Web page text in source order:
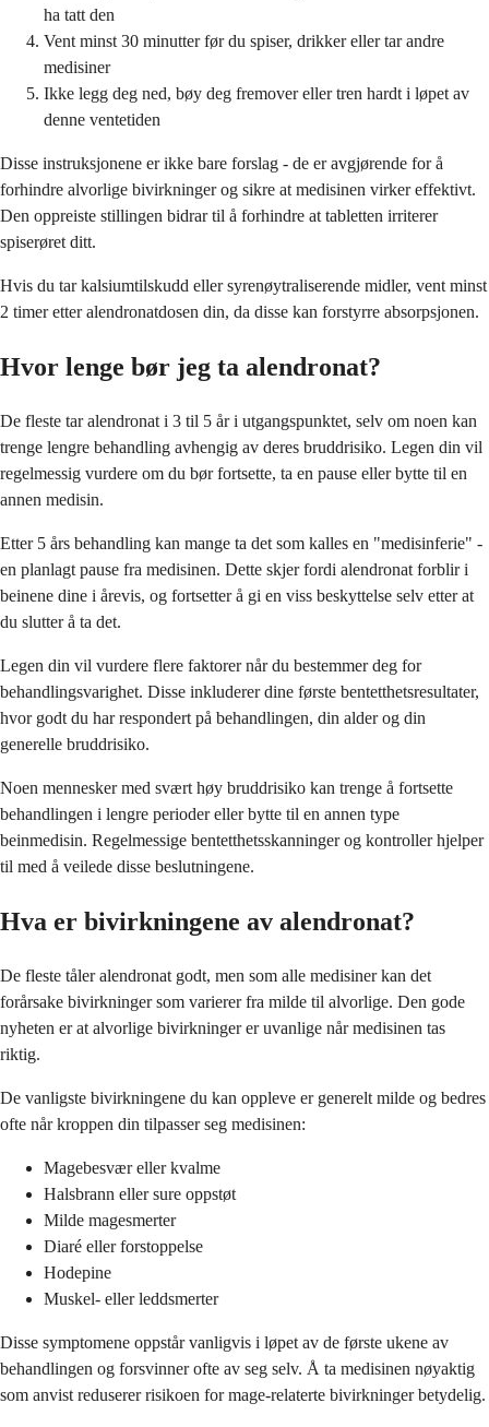
ha tatt den
Vent minst 30 minutter før du spiser, drikker eller tar andre
medisiner
Ikke legg deg ned, bøy deg fremover eller tren hardt i løpet av
denne ventetiden
Disse instruksjonene er ikke bare forslag - de er avgjørende for å
forhindre alvorlige bivirkninger og sikre at medisinen virker effektivt.
Den oppreiste stillingen bidrar til å forhindre at tabletten irriterer
spiserøret ditt.
Hvis du tar kalsiumtilskudd eller syrenøytraliserende midler, vent minst
2 timer etter alendronatdosen din, da disse kan forstyrre absorpsjonen.
Hvor lenge bør jeg ta alendronat?
De fleste tar alendronat i 3 til 5 år i utgangspunktet, selv om noen kan
trenge lengre behandling avhengig av deres bruddrisiko. Legen din vil
regelmessig vurdere om du bør fortsette, ta en pause eller bytte til en
annen medisin.
Etter 5 års behandling kan mange ta det som kalles en "medisinferie" -
en planlagt pause fra medisinen. Dette skjer fordi alendronat forblir i
beinene dine i årevis, og fortsetter å gi en viss beskyttelse selv etter at
du slutter å ta det.
Legen din vil vurdere flere faktorer når du bestemmer deg for
behandlingsvarighet. Disse inkluderer dine første bentetthetsresultater,
hvor godt du har respondert på behandlingen, din alder og din
generelle bruddrisiko.
Noen mennesker med svært høy bruddrisiko kan trenge å fortsette
behandlingen i lengre perioder eller bytte til en annen type
beinmedisin. Regelmessige bentetthetsskanninger og kontroller hjelper
til med å veilede disse beslutningene.
Hva er bivirkningene av alendronat?
De fleste tåler alendronat godt, men som alle medisiner kan det
forårsake bivirkninger som varierer fra milde til alvorlige. Den gode
nyheten er at alvorlige bivirkninger er uvanlige når medisinen tas
riktig.
De vanligste bivirkningene du kan oppleve er generelt milde og bedres
ofte når kroppen din tilpasser seg medisinen:
Magebesvær eller kvalme
Halsbrann eller sure oppstøt
Milde magesmerter
Diaré eller forstoppelse
Hodepine
Muskel- eller leddsmerter
Disse symptomene oppstår vanligvis i løpet av de første ukene av
behandlingen og forsvinner ofte av seg selv. Å ta medisinen nøyaktig
som anvist reduserer risikoen for mage-relaterte bivirkninger betydelig.